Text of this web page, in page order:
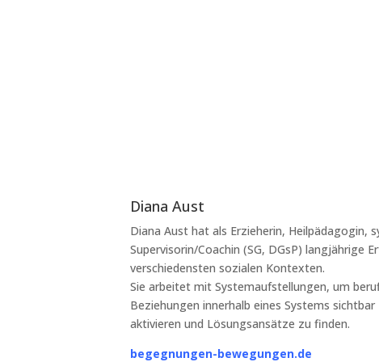
Diana Aust
Diana Aust hat als Erzieherin, Heilpädagogin,
Supervisorin/Coachin (SG, DGsP) langjährige
verschiedensten sozialen Kontexten.
Sie arbeitet mit Systemaufstellungen, um
Beziehungen innerhalb eines Systems
aktivieren und Lösungsansätze zu finden.
begegnungen-bewegungen.de